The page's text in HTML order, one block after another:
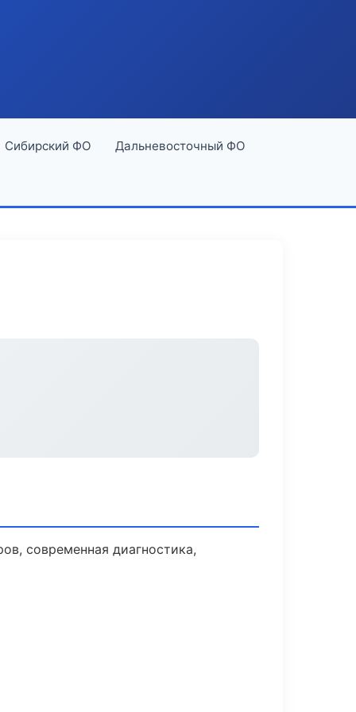
Сибирский ФО Дальневосточный ФО
современная диагностика,